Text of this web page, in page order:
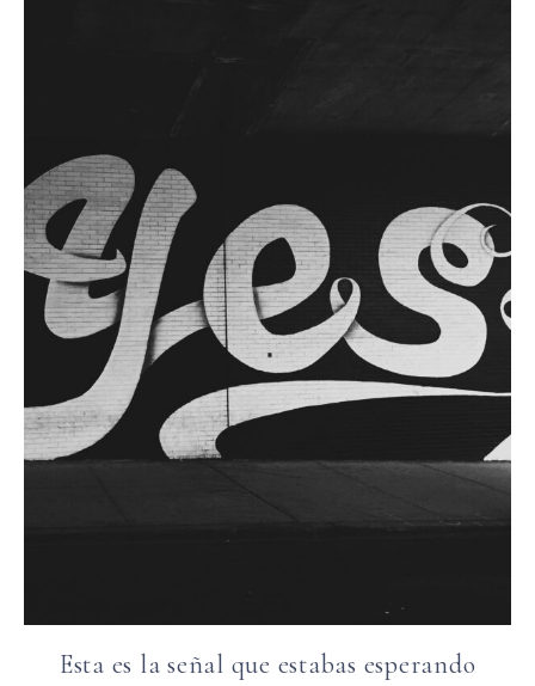
Esta es la señal que estabas esperando